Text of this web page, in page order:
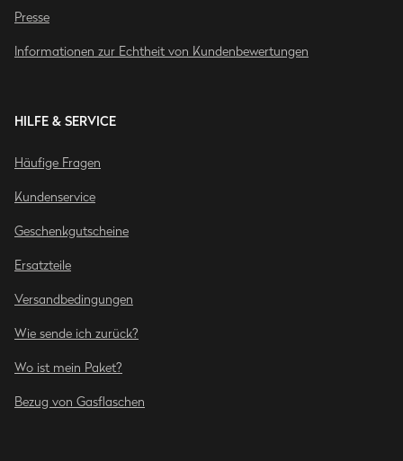
Presse
Informationen zur Echtheit von Kundenbewertungen
HILFE & SERVICE
Häufige Fragen
Kundenservice
Geschenkgutscheine
Ersatzteile
Versandbedingungen
Wie sende ich zurück?
Wo ist mein Paket?
Bezug von Gasflaschen